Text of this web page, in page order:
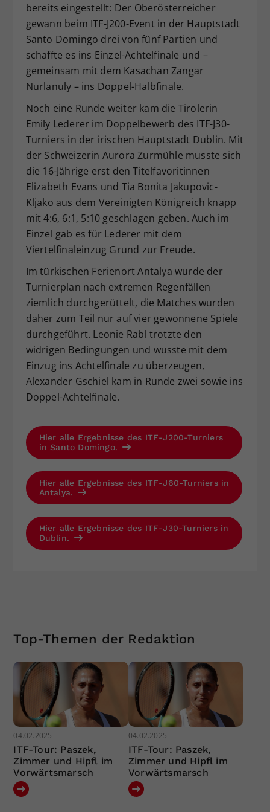
bereits eingestellt: Der Oberösterreicher
gewann beim ITF-J200-Event in der Hauptstadt
Santo Domingo drei von fünf Partien und
schaffte es ins Einzel-Achtelfinale und –
gemeinsam mit dem Kasachan Zangar
Nurlanuly – ins Doppel-Halbfinale.
Noch eine Runde weiter kam die Tirolerin
Emily Lederer im Doppelbewerb des ITF-J30-
Turniers in der irischen Hauptstadt Dublin. Mit
der Schweizerin Aurora Zurmühle musste sich
die 16-Jährige erst den Titelfavoritinnen
Elizabeth Evans und Tia Bonita Jakupovic-
Kljako aus dem Vereinigten Königreich knapp
mit 4:6, 6:1, 5:10 geschlagen geben. Auch im
Einzel gab es für Lederer mit dem
Viertelfinaleinzug Grund zur Freude.
Im türkischen Ferienort Antalya wurde der
Turnierplan nach extremen Regenfällen
ziemlich durchgerüttelt, die Matches wurden
daher zum Teil nur auf vier gewonnene Spiele
durchgeführt. Leonie Rabl trotzte den
widrigen Bedingungen und wusste mit dem
Einzug ins Achtelfinale zu überzeugen,
Alexander Gschiel kam in Runde zwei sowie ins
Doppel-Achtelfinale.
Hier alle Ergebnisse des ITF-J200-Turniers
in Santo Domingo.
Hier alle Ergebnisse des ITF-J60-Turniers in
Antalya.
Hier alle Ergebnisse des ITF-J30-Turniers in
Dublin.
Top-Themen der Redaktion
04.02.2025
ITF-Tour: Paszek,
Zimmer und Hipfl im
Vorwärtsmarsch
04.02.2025
ITF-Tour: Paszek,
Zimmer und Hipfl im
Vorwärtsmarsch
Zweck
Dieser Wert speichert Ihre Consent-
Einstellungen. Unter anderem eine
zufällig generierte ID, für die
historische Speicherung Ihrer
vorgenommen Einstellungen, falls der
Webseiten-Betreiber dies eingestellt